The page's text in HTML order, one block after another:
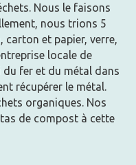
Nous le faisons
nous trions 5
carton et papier, verre,
locale de
du fer et du métal dans
récupérer le métal.
organiques. Nos
de compost à cette